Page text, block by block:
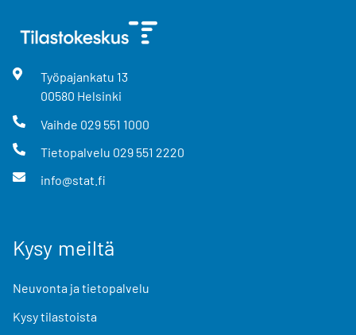
Työpajankatu 13
00580 Helsinki
Vaihde 029 551 1000
Tietopalvelu 029 551 2220
info@stat.fi
Kysy meiltä
Neuvonta ja tietopalvelu
Kysy tilastoista